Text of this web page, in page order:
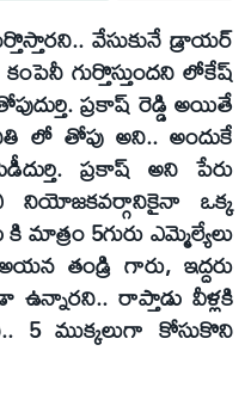
వేసుకునే డ్రాయర్
గుర్తొస్తుందని లోకేష్
ప్రకాష్ రెడ్డి అయితే
లో తోపు అని.. అందుకే
ప్రకాష్ అని పేరు
ఒక్క
మాత్రం 5గురు ఎమ్మెల్యేలు
తండ్రి గారు, ఇద్దరు
ఉన్నారని.. రాప్తాడు వీళ్లకి
5 ముక్కలుగా కోసుకొని